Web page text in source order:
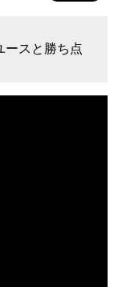
ースと勝ち点